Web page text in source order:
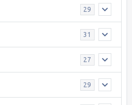
29
31
27
29